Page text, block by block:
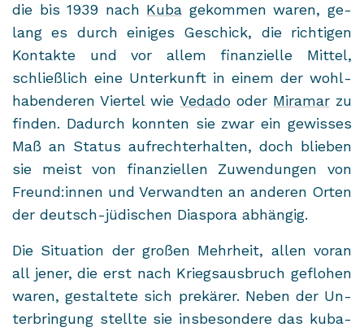
die bis 1939 nach Kuba ge­kom­men waren, ge­
lang es durch ei­ni­ges Ge­schick, die rich­ti­gen
Kon­tak­te und vor allem fi­nan­zi­el­le Mit­tel,
schließ­lich eine Un­ter­kunft in einem der wohl­
ha­ben­de­ren Vier­tel wie Ve­da­dooder Mi­ra­marzu
fin­den. Da­durch konn­ten sie zwar ein ge­wis­ses
Maß an Sta­tus auf­recht­erhal­ten, doch blie­ben
sie meist von fi­nan­zi­el­len Zu­wen­dun­gen von
Freund:innen und Ver­wand­ten an an­de­ren Orten
der deutsch-​jüdischen Dia­spo­ra ab­hän­gig.
Die Si­tua­ti­on der gro­ßen Mehr­heit, allen voran
all jener, die erst nach Kriegs­aus­bruch ge­flo­hen
waren, ge­stal­te­te sich pre­kä­rer. Neben der Un­
ter­brin­gung stell­te sie ins­be­son­de­re das ku­ba­